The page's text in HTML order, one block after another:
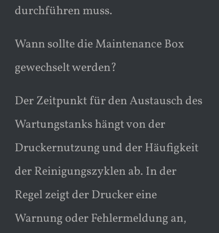
durchführen muss.
Wann sollte die Maintenance Box
gewechselt werden?
Der Zeitpunkt für den Austausch des
Wartungstanks hängt von der
Druckernutzung und der Häufigkeit
der Reinigungszyklen ab. In der
Regel zeigt der Drucker eine
Warnung oder Fehlermeldung an,